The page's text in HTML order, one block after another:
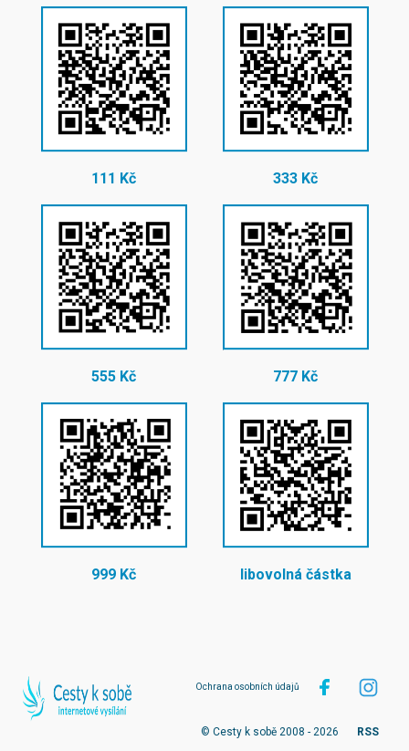
111 Kč 333 Kč
555 Kč 777 Kč
999 Kč libovolná částka
Ochrana osobních údajů
© Cesty k sobě 2008 - 2026 RSS